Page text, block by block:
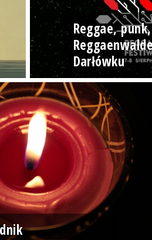
Reggae,
Darłówku